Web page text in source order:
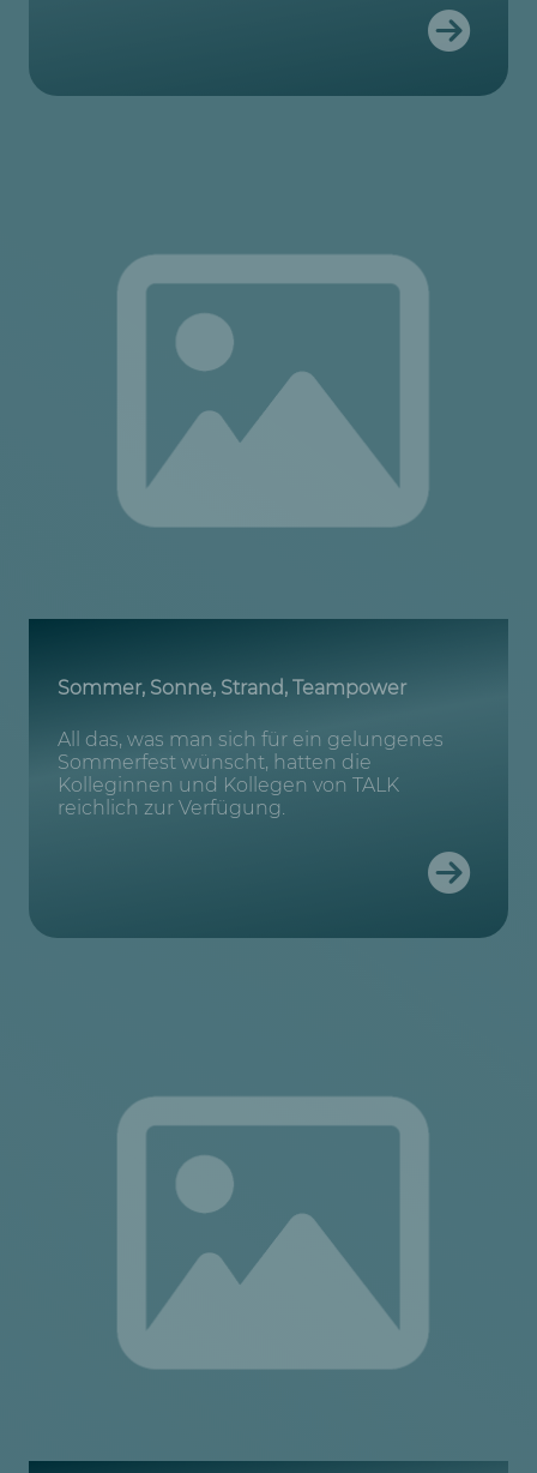
Sommer, Sonne, Strand, Teampower
All das, was man sich für ein gelungenes
Sommerfest wünscht, hatten die
Kolleginnen und Kollegen von TALK
reichlich zur Verfügung.